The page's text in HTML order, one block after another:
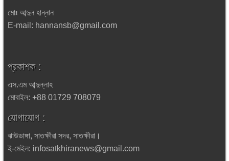
মোঃ আব্দুল হান্নান
E-mail: hannansb@gmail.com
প্রকাশক :
এস.এম আব্দুল্লাহ
মোবাইল: +88 01729 708079
যোগাযোগ :
ঝাউডাঙ্গা, সাতক্ষীরা সদর, সাতক্ষীরা।
ই-মেইল: infosatkhiranews@gmail.com